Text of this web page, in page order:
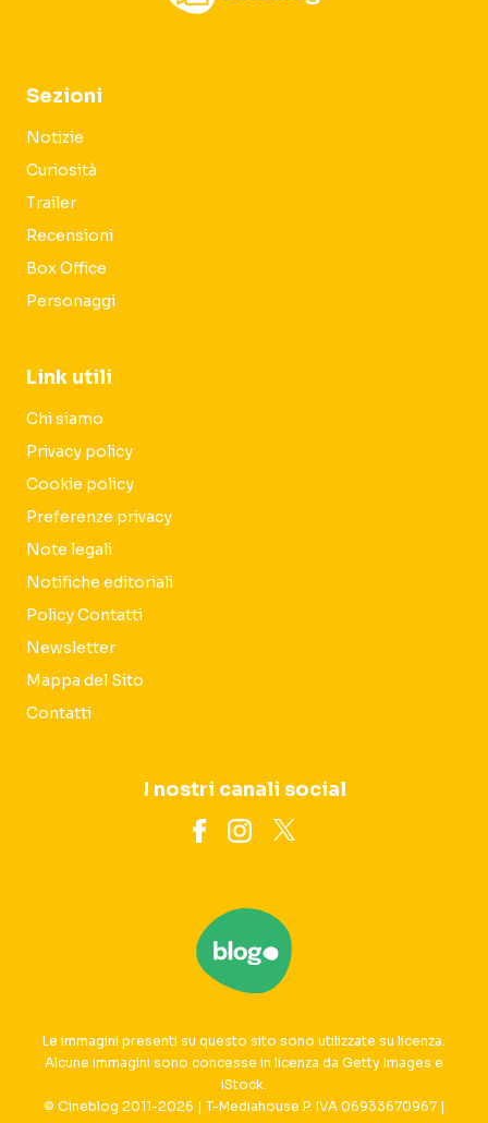
Sezioni
Notizie
Curiosità
Trailer
Recensioni
Box Office
Personaggi
Link utili
Chi siamo
Privacy policy
Cookie policy
Preferenze privacy
Note legali
Notifiche editoriali
Policy Contatti
Newsletter
Mappa del Sito
Contatti
I nostri canali social
Le immagini presenti su questo sito sono utilizzate su licenza.
Alcune immagini sono concesse in licenza da Getty Images e
iStock.
© Cineblog 2011-2026 | T-Mediahouse P. IVA 06933670967 |